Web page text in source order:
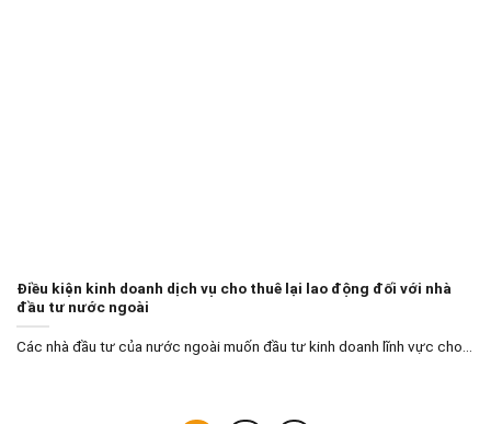
Điều kiện kinh doanh dịch vụ cho thuê lại lao động đối với nhà
đầu tư nước ngoài
Các nhà đầu tư của nước ngoài muốn đầu tư kinh doanh lĩnh vực cho...